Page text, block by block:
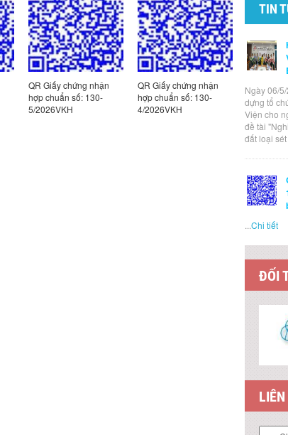
QR Giấy chứng nhận
hợp chuẩn số: 130-
5/2026VKH
QR Giấy chứng nhận
hợp chuẩn số: 130-
4/2026VKH
QR Giấy
hợp
3/
TIN
Ngày 06/
dựng tổ
Viện cho
đề tài
đất loại
...Chi tiết
ĐỐI